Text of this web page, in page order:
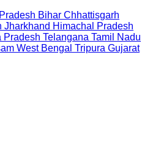
Bihar Chhattisgarh
Jharkhand Himachal Pradesh
Pradesh Telangana Tamil Nadu
West Bengal Tripura Gujarat